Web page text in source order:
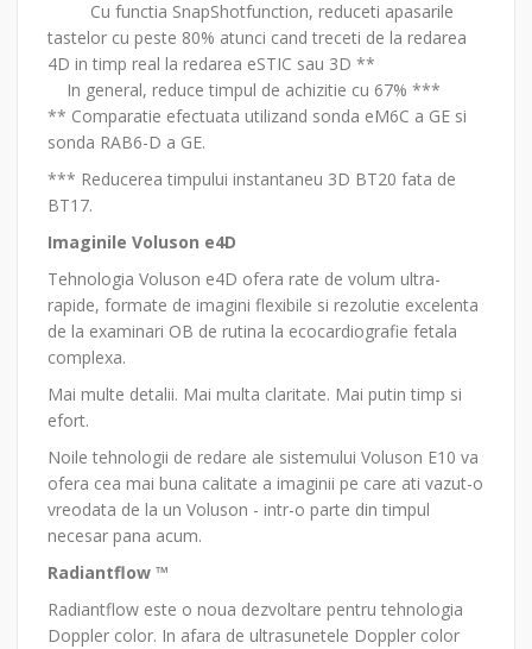
Cu functia SnapShotfunction, reduceti apasarile
tastelor cu peste 80% atunci cand treceti de la redarea
4D in timp real la redarea eSTIC sau 3D **
In general, reduce timpul de achizitie cu 67% ***
** Comparatie efectuata utilizand sonda eM6C a GE si
sonda RAB6-D a GE.
*** Reducerea timpului instantaneu 3D BT20 fata de
BT17.
Imaginile Voluson e4D
Tehnologia Voluson e4D ofera rate de volum ultra-
rapide, formate de imagini flexibile si rezolutie excelenta
de la examinari OB de rutina la ecocardiografie fetala
complexa.
Mai multe detalii. Mai multa claritate. Mai putin timp si
efort.
Noile tehnologii de redare ale sistemului Voluson E10 va
ofera cea mai buna calitate a imaginii pe care ati vazut-o
vreodata de la un Voluson - intr-o parte din timpul
necesar pana acum.
Radiantflow ™
Radiantflow este o noua dezvoltare pentru tehnologia
Doppler color. In afara de ultrasunetele Doppler color